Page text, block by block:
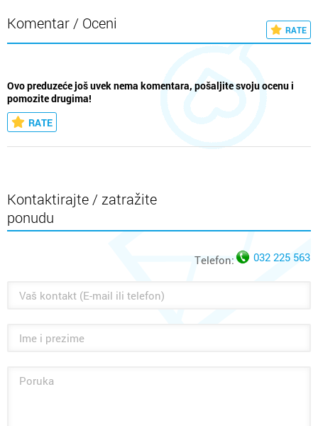
Komentar / Oceni RATE
Ovo preduzeće još uvek nema komentara, pošaljite svoju ocenu i
pomozite drugima!
RATE
Kontaktirajte / zatražite
ponudu
Telefon: 032 225 563